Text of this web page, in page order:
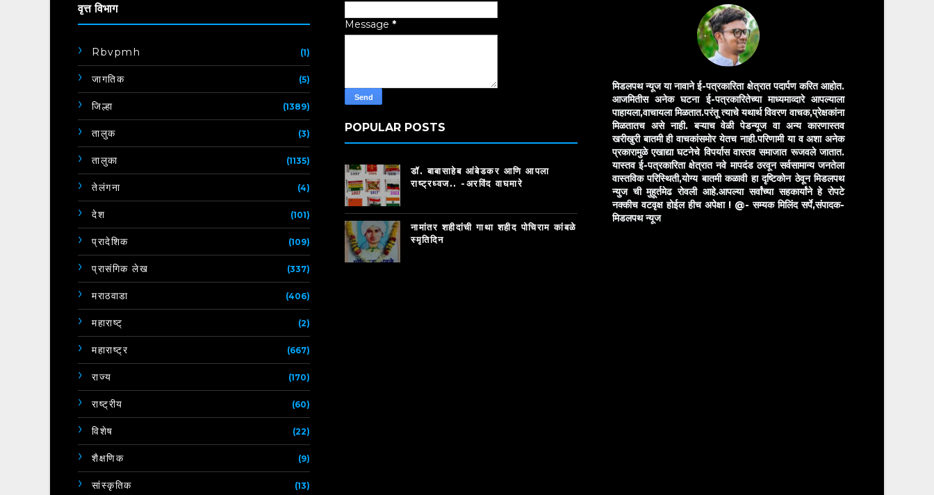
वृत्त विभाग
Rbvpmh (1)
जागतिक (5)
जिल्हा (1389)
तालुक (3)
तालुका (1135)
तेलंगना (4)
देश (101)
प्रादेशिक (109)
प्रासंगिक लेख (337)
मराठवाडा (406)
महाराष्ट् (2)
महाराष्ट्र (667)
राज्य (170)
राष्ट्रीय (60)
विशेष (22)
शैक्षणिक (9)
सांस्कृतिक (13)
Message *
POPULAR POSTS
डॉ. बाबासाहेब आंबेडकर आणि आपला
राष्ट्रध्वज.. -अरविंद वाघमारे
नामांतर शहीदांची गाथा शहीद पोचिराम कांबळे
स्मृतिदिन
मिडलपथ न्यूज या नावाने ई-पत्रकारिता क्षेत्रात पदार्पण करित आहोत.
आजमितीस अनेक घटना ई-पत्रकारितेच्या माध्यमाव्दारे आपल्याला
पाहायला,वाचायला मिळतात.परंतू त्याचे यथार्थ विवरण वाचक,प्रेक्षकांना
मिळतातच असे नाही. बऱ्याच वेळी पेडन्यूज वा अन्य कारणास्तव
खरीखुरी बातमी ही वाचकांसमोर येतच नाही.परिणामी या व अशा अनेक
प्रकारामुळे एखाद्या घटनेचे विपर्यास वास्तव समाजात रूजवले जातात.
यास्तव ई-पत्रकारिता क्षेत्रात नवे मापदंड ठरवून सर्वसामान्य जनतेला
वास्तविक परिस्थिती,योग्य बातमी कळावी हा दृष्टिकोन ठेवून मिडलपथ
न्युज ची मुहूर्तमेढ रोवली आहे.आपल्या सर्वांच्या सहकार्यांने हे रोपटे
नक्कीच वटवृक्ष होईल हीच अपेक्षा ! @- सम्यक मिलिंद सर्पे,संपादक-
मिडलपथ न्यूज